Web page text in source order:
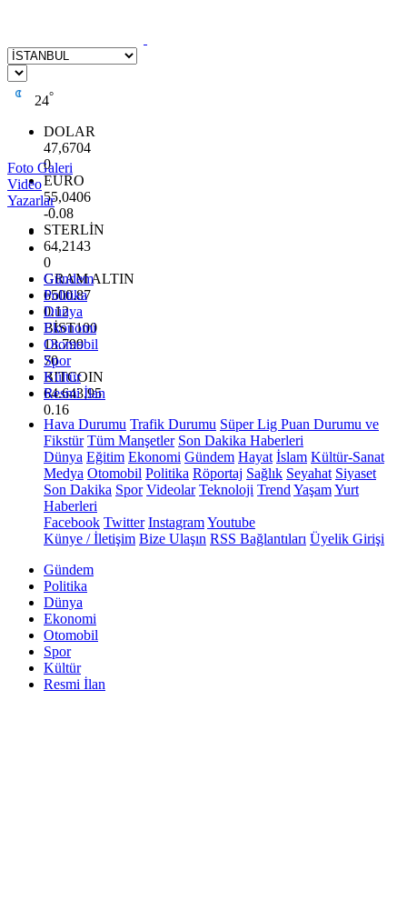
24°
DOLAR
47,6704
0
EURO
55,0406
-0.08
STERLİN
64,2143
0
GRAM ALTIN
6500.87
0.12
BİST100
13.799
70
BITCOIN
64.643,95
0.16
Foto Galeri
Video
Yazarlar
Gündem
Politika
Dünya
Ekonomi
Otomobil
Spor
Kültür
Resmi İlan
Hava Durumu Trafik Durumu Süper Lig Puan Durumu ve
Fikstür Tüm Manşetler Son Dakika Haberleri
Dünya Eğitim Ekonomi Gündem Hayat İslam Kültür-Sanat
Medya Otomobil Politika Röportaj Sağlık Seyahat Siyaset
Son Dakika Spor Videolar Teknoloji Trend YaşamYurt
Haberleri
Facebook Twitter InstagramYoutube
Künye / İletişim Bize Ulaşın RSS Bağlantıları Üyelik Girişi
Gündem
Politika
Dünya
Ekonomi
Otomobil
Spor
Kültür
Resmi İlan